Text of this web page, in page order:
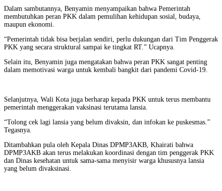
Dalam sambutannya, Benyamin menyampaikan bahwa Pemerintah
membutuhkan peran PKK dalam pemulihan kehidupan sosial, budaya,
maupun ekonomi.
“Pemerintah tidak bisa berjalan sendiri, perlu dukungan dari Tim Penggerak
PKK yang secara struktural sampai ke tingkat RT.” Ucapnya.
Selain itu, Benyamin juga mengatakan bahwa peran PKK sangat penting
dalam memotivasi warga untuk kembali bangkit dari pandemi Covid-19.
Selanjutnya, Wali Kota juga berharap kepada PKK untuk terus membantu
pemerintah menggerakan vaksinasi terutama lansia.
“Tolong cek lagi lansia yang belum divaksin, dan infokan ke puskesmas.”
Tegasnya.
Ditambahkan pula oleh Kepala Dinas DPMP3AKB, Khairati bahwa
DPMP3AKB akan terus melakukan koordinasi dengan tim penggerak PKK
dan Dinas kesehatan untuk sama-sama menyisir warga khususnya lansia
yang belum divaksinasi.